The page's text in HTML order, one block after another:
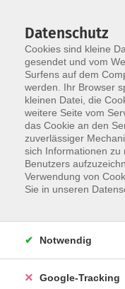
Skip to main content
Der Kurs konnte
Datenschutz
Cookies sind kleine
gesendet und vom
Surfens auf dem
werden. Ihr Browser
kleinen Datei, die
weitere Seite vom
das Cookie an den
zuverlässiger
sich Informationen zu
Benutzers
Verwendung von
Sie in unseren
Notwendig
Google-Tracking